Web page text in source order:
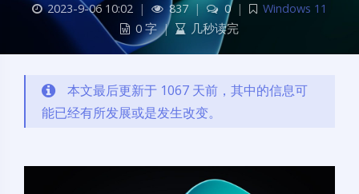
2023-9-06 10:02 | 837 | 0 |
Windows 11
0 字 | 几秒读完
本文最后更新于 1067 天前，其中的信息可
能已经有所发展或是发生改变。